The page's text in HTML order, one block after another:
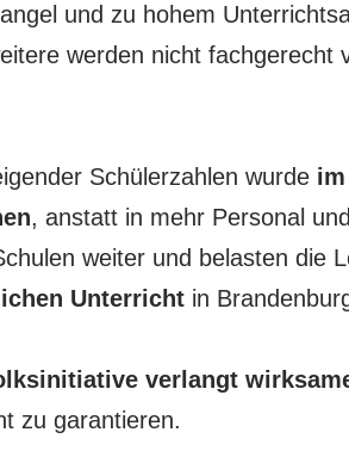
und zu hohem
werden nicht
Schülerzahlen wurde
, anstatt in mehr Personal
weiter und belasten die
Unterrichtin
verlangt
zu garantieren.